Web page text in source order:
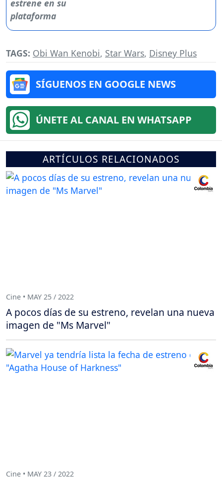
TAGS: Obi Wan Kenobi, Star Wars, Disney Plus
SÍGUENOS EN GOOGLE NEWS
ÚNETE AL CANAL EN WHATSAPP
ARTÍCULOS RELACIONADOS
Cine • MAY 25 / 2022
A pocos días de su estreno, revelan una nueva
imagen de "Ms Marvel"
Cine • MAY 23 / 2022